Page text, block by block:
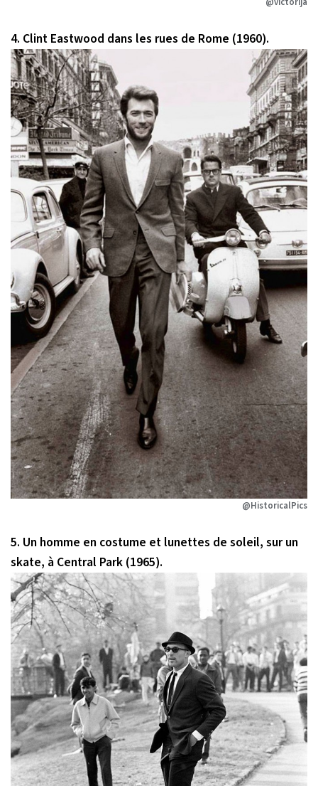
4. Clint Eastwood dans les rues de Rome (1960).
@HistoricalPics
5. Un homme en costume et lunettes de soleil, sur un
skate, à Central Park (1965).